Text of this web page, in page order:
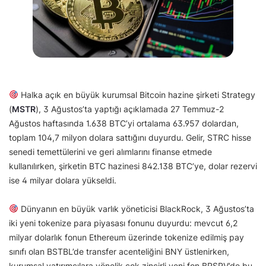
Halka açık en büyük kurumsal Bitcoin hazine şirketi Strategy
(MSTR), 3 Ağustos’ta yaptığı açıklamada 27 Temmuz-2
Ağustos haftasında 1.638 BTC’yi ortalama 63.957 dolardan,
toplam 104,7 milyon dolara sattığını duyurdu. Gelir, STRC hisse
senedi temettülerini ve geri alımlarını finanse etmede
kullanılırken, şirketin BTC hazinesi 842.138 BTC’ye, dolar rezervi
ise 4 milyar dolara yükseldi.
Dünyanın en büyük varlık yöneticisi BlackRock, 3 Ağustos’ta
iki yeni tokenize para piyasası fonunu duyurdu: mevcut 6,2
milyar dolarlık fonun Ethereum üzerinde tokenize edilmiş pay
sınıfı olan BSTBL’de transfer acenteliğini BNY üstlenirken,